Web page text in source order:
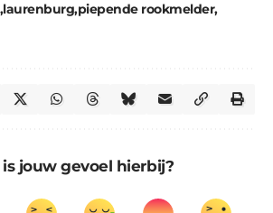
laurenburgpiepende rookmelder
jouw gevoel hierbij?